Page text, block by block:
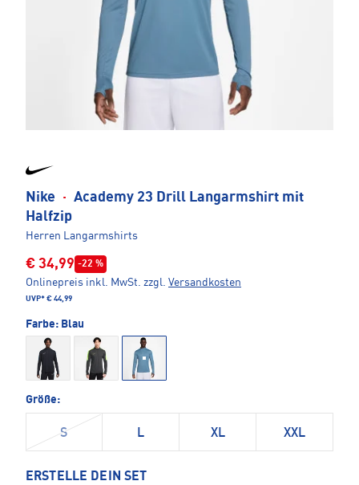
Nike · Academy 23 Drill Langarmshirt mit
Halfzip
Herren Langarmshirts
€ 34,99 -22 %
Onlinepreis inkl. MwSt. zzgl. Versandkosten
UVP* € 44,99
Farbe: Blau
Größe:
S L XL XXL
ERSTELLE DEIN SET